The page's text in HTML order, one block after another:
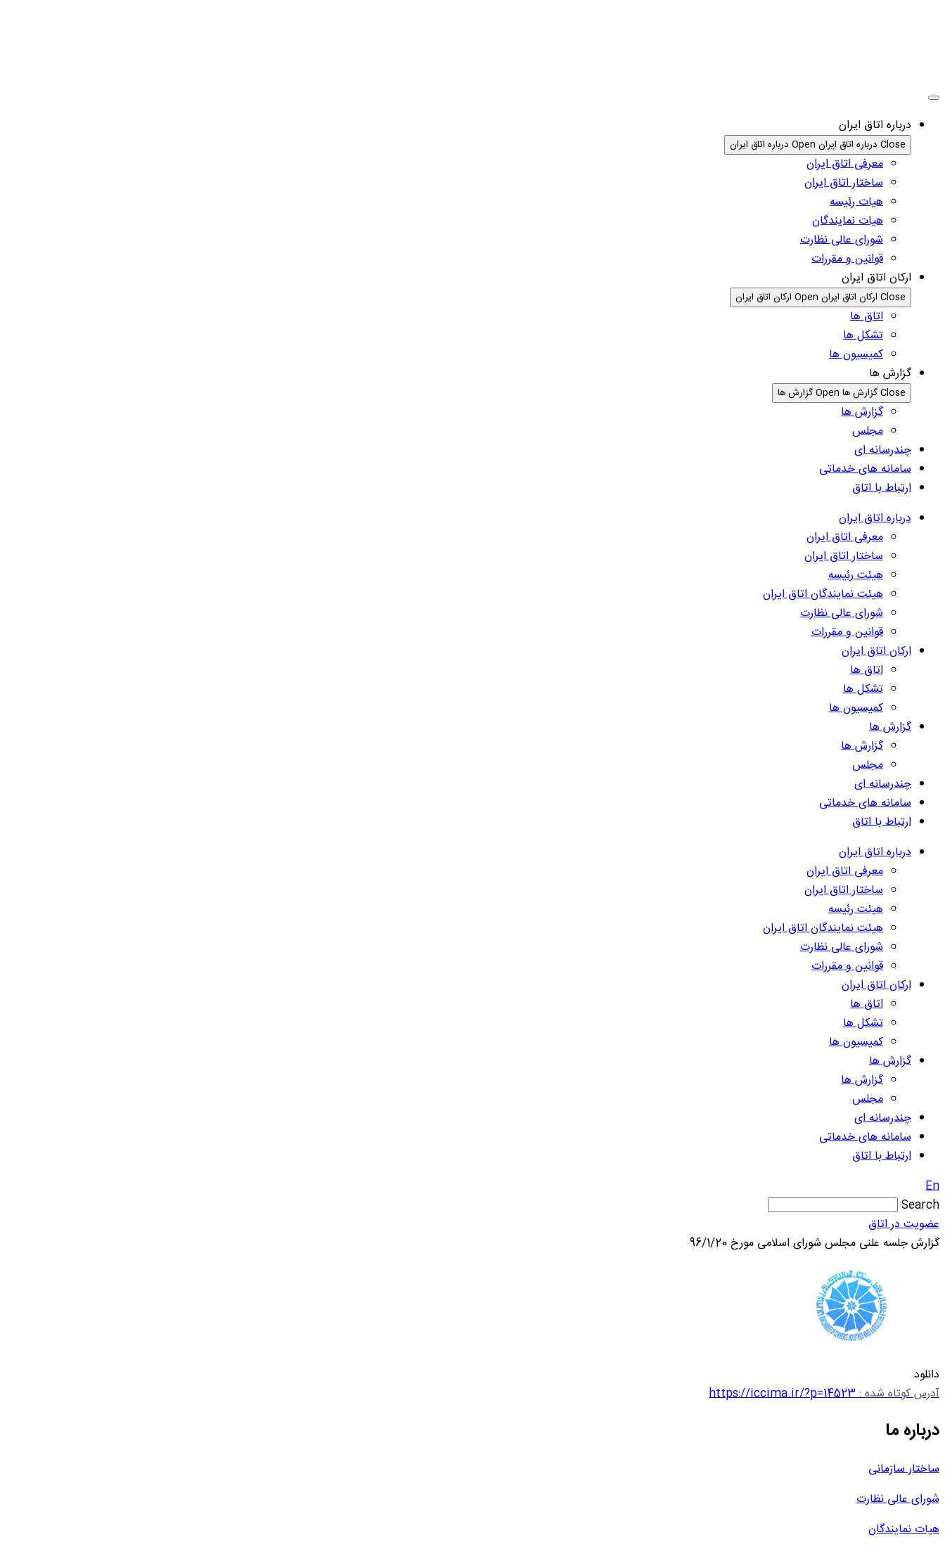
درباره اتاق ایران
Close درباره اتاق ایران Open درباره اتاق ایران
معرفی اتاق ایران
ساختار اتاق ایران
هیات رئیسه
هیات نمایندگان
شورای عالی نظارت
قوانین و مقررات
ارکان اتاق ایران
Close ارکان اتاق ایران Open ارکان اتاق ایران
اتاق ها
تشکل ها
کمیسیون ها
گزارش ها
Close گزارش ها Open گزارش ها
گزارش ها
مجلس
چندرسانه ای
سامانه های خدماتی
ارتباط با اتاق
درباره اتاق ایران
معرفی اتاق ایران
ساختار اتاق ایران
هیئت رئیسه
هیئت نمایندگان اتاق ایران
شورای عالی نظارت
قوانین و مقررات
ارکان اتاق ایران
اتاق ها
تشکل ها
کمیسیون ها
گزارش ها
گزارش ها
مجلس
چندرسانه ای
سامانه های خدماتی
ارتباط با اتاق
درباره اتاق ایران
معرفی اتاق ایران
ساختار اتاق ایران
هیئت رئیسه
هیئت نمایندگان اتاق ایران
شورای عالی نظارت
قوانین و مقررات
ارکان اتاق ایران
اتاق ها
تشکل ها
کمیسیون ها
گزارش ها
گزارش ها
مجلس
چندرسانه ای
سامانه های خدماتی
ارتباط با اتاق
En
Search
عضویت در اتاق
گزارش جلسه علنی مجلس شورای اسلامی مورخ 96/1/20
دانلود
آدرس کوتاه شده :https://iccima.ir/?p=14523
درباره ما
ساختار سازمانی
شورای عالی نظارت
هیات نمایندگان